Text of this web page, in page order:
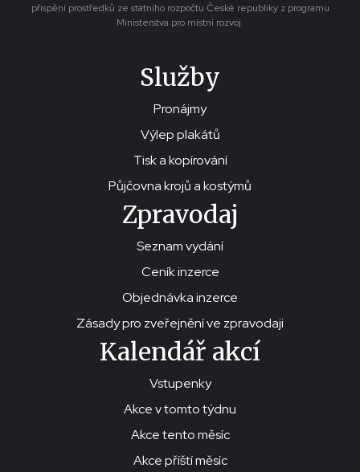
přispění prostředků ze státního rozpočtu České republiky z programu
Ministerstva pro místní rozvoj.
Služby
Pronájmy
Výlep plakátů
Tisk a kopírování
Půjčovna krojů a kostýmů
Zpravodaj
Seznam vydání
Ceník inzerce
Objednávka inzerce
Zásady pro zveřejnění ve zpravodaji
Kalendář akcí
Vstupenky
Akce v tomto týdnu
Akce tento měsíc
Akce příští měsíc